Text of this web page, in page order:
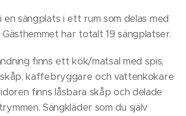
en sängplats i ett rum som delas med
har totalt 19 sängplatser.
finns ett kök/matsal med spis,
kaffebryggare och vattenkokare
finns låsbara skåp och delade
Sängkläder som du själv